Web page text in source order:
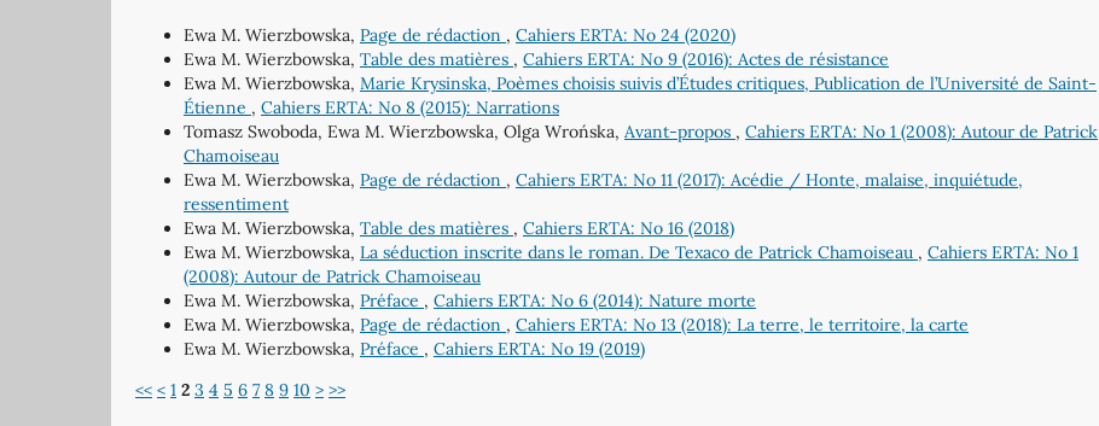
Ewa M. Wierzbowska, Page de rédaction , Cahiers ERTA: No 24 (2020)
Ewa M. Wierzbowska, Table des matières , Cahiers ERTA: No 9 (2016): Actes de résistance
Ewa M. Wierzbowska, Marie Krysinska, Poèmes choisis suivis d’Études critiques, Publication de l’Université de Saint-
Étienne , Cahiers ERTA: No 8 (2015): Narrations
Tomasz Swoboda, Ewa M. Wierzbowska, Olga Wrońska, Avant-propos , Cahiers ERTA: No 1 (2008): Autour de Patrick
Chamoiseau
Ewa M. Wierzbowska, Page de rédaction , Cahiers ERTA: No 11 (2017): Acédie / Honte, malaise, inquiétude,
ressentiment
Ewa M. Wierzbowska, Table des matières , Cahiers ERTA: No 16 (2018)
Ewa M. Wierzbowska, La séduction inscrite dans le roman. De Texaco de Patrick Chamoiseau , Cahiers ERTA: No 1
(2008): Autour de Patrick Chamoiseau
Ewa M. Wierzbowska, Préface , Cahiers ERTA: No 6 (2014): Nature morte
Ewa M. Wierzbowska, Page de rédaction , Cahiers ERTA: No 13 (2018): La terre, le territoire, la carte
Ewa M. Wierzbowska, Préface , Cahiers ERTA: No 19 (2019)
<< < 1 2 3 4 5 6 7 8 9 10 > >>